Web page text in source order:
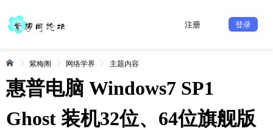
注册 登录
紫梅阁 网络学界 主题内容
惠普电脑 Windows7 SP1
Ghost 装机32位、64位旗舰版